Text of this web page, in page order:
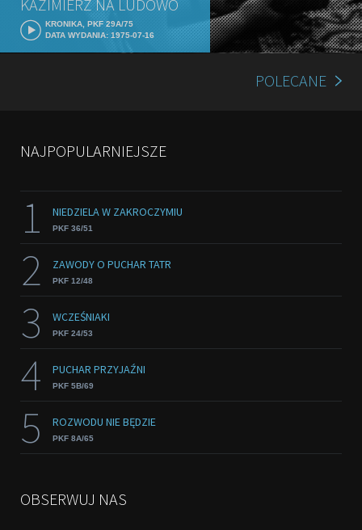
KAZIMIERZ NA LUDOWO
KRONIKA, PKF 29A/75
DATA WYDANIA: 1975-07-16
POLECANE
NAJPOPULARNIEJSZE
1 NIEDZIELA W ZAKROCZYMIU
PKF 36/51
2 ZAWODY O PUCHAR TATR
PKF 12/48
3 WCZEŚNIAKI
PKF 24/53
4 PUCHAR PRZYJAŹNI
PKF 5B/69
5 ROZWODU NIE BĘDZIE
PKF 8A/65
OBSERWUJ NAS